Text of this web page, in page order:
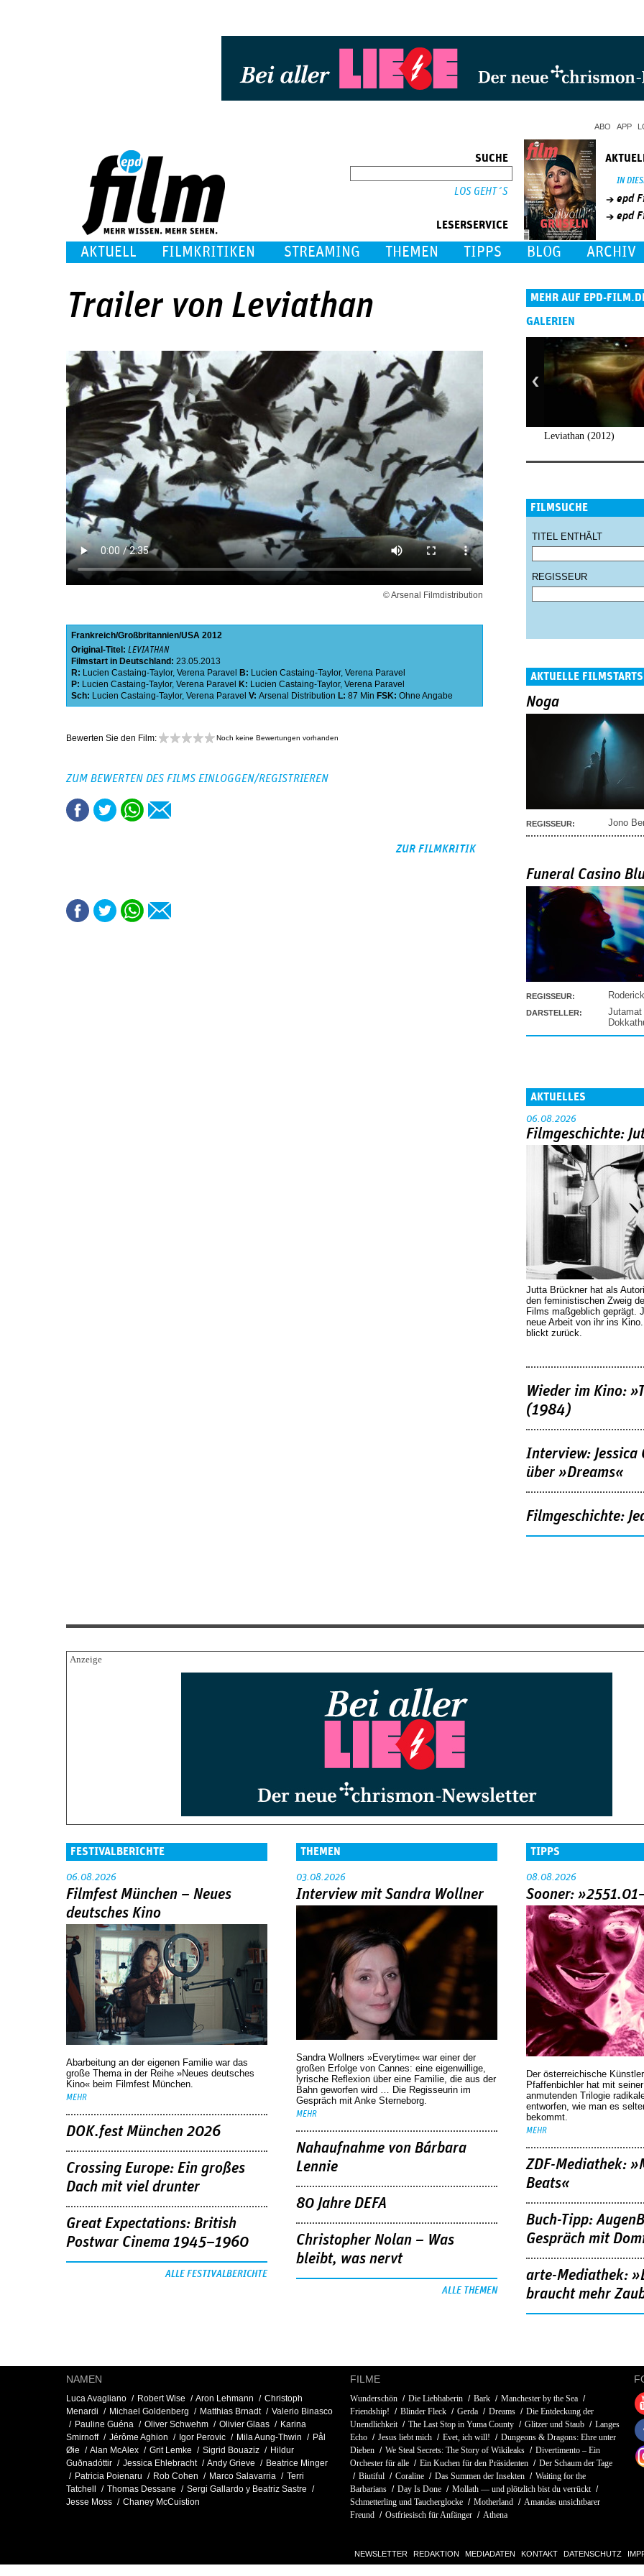
ABO APP
SUCHE
LESERSERVICE
IN
epd
epd
AKTUELL FILMKRITIKEN STREAMING THEMEN TIPPS BLOG ARCHIV
Trailer von Leviathan
© Arsenal Filmdistribution
Frankreich Großbritannien USA 2012
Original-Titel: LEVIATHAN
Filmstart in Deutschland: 23.05.2013
R: Lucien Castaing-Taylor, Verena Paravel B: Lucien Castaing-Taylor, Verena Paravel
P: Lucien Castaing-Taylor, Verena Paravel K: Lucien Castaing-Taylor, Verena Paravel
Sch: Lucien Castaing-Taylor, Verena Paravel V: Arsenal Distribution L: 87 Min FSK: Ohne Angabe
Bewerten Sie den Film: Noch keine Bewertungen vorhanden
ZUM BEWERTEN DES FILMS EINLOGGEN/REGISTRIEREN
ZUR FILMKRITIK
MEHR AUF EPD-
GALERIEN
Leviathan (2012)
FILMSUCHE
TITEL ENTHÄLT
REGISSEUR
AKTUELLE FILMSTARTS
Noga
REGISSEUR: Jono
Funeral Casino
REGISSEUR:
DARSTELLER:
Jutamat
AKTUELLES
06.08.2026
Filmgeschichte:
Jutta Brückner hat als
den feministischen Zweig
Films maßgeblich geprägt.
neue Arbeit von ihr ins
blickt zurück.
Wieder im Kino:
(1984)
Interview: Jessica
über »Dreams«
Filmgeschichte:
FESTIVALBERICHTE
06.08.2026
Filmfest München – Neues
deutsches Kino
Abarbeitung an der eigenen Familie war das
große Thema in der Reihe »Neues deutsches
Kino« beim Filmfest München.
MEHR
DOK.fest München 2026
Crossing Europe: Ein großes
Dach mit viel drunter
Great Expectations: British
Postwar Cinema 1945–1960
ALLE FESTIVALBERICHTE
THEMEN
03.08.2026
Interview mit Sandra Wollner
Sandra Wollners »Everytime« war einer der
großen Erfolge von Cannes: eine eigenwillige,
lyrische Reflexion über eine ­Familie, die aus der
Bahn geworfen wird … Die Regisseurin im
Gespräch mit Anke Sterneborg.
MEHR
Nahaufnahme von Bárbara
Lennie
80 Jahre DEFA
Christopher Nolan – Was
bleibt, was nervt
ALLE THEMEN
TIPPS
08.08.2026
Sooner:
Der österreichische
Pfaffenbichler hat mit
anmutenden Trilogie
entworfen, wie man es
bekommt.
MEHR
ZDF-Mediathek:
Beats«
Buch-Tipp:
Gespräch mit
arte-Mediathek:
braucht mehr
NAMEN
Luca Avagliano Robert Wise Aron Lehmann
Christoph
Menardi
Michael Goldenberg Matthias Brnadt
Valerio Binasco
Pauline Guéna
Oliver Schwehm Olivier Glaas
Karina
Smirnoff
Jérôme Aghion Igor Perovic Mila Aung-Thwin
Pål
Øie
Alan McAlex Grit Lemke Sigrid Bouaziz
Hildur
Guðnadóttir
Jessica Ehlebracht Andy Grieve
Beatrice Minger
Patricia Poienaru
Rob Cohen Marco Salavarria
Terri
Tatchell
Thomas Dessane
Sergi Gallardo y Beatriz Sastre
Jesse Moss
Chaney McCuistion
FILME
Wunderschön Die Liebhaberin Bark
Manchester by the Sea
Friendship!
Blinder Fleck Gerda Dreams
Die Entdeckung der
Unendlichkeit
The Last Stop in Yuma County Glitzer und Staub
Langes
Echo
Jesus liebt mich Evet, ich will!
Dungeons & Dragons: Ehre unter
Dieben
We Steal Secrets: The Story of Wikileaks
Divertimento – Ein
Orchester für alle
Ein Kuchen für den Präsidenten
Der Schaum der Tage
Biutiful
Coraline Das Summen der Insekten
Waiting for the
Barbarians
Day Is Done
Mollath — und plötzlich bist du verrückt
Schmetterling und Taucherglocke
Motherland
Amandas unsichtbarer
Freund
Ostfriesisch für Anfänger Athena
NEWSLETTER REDAKTION MEDIADATEN KONTAKT DATENSCHUTZ